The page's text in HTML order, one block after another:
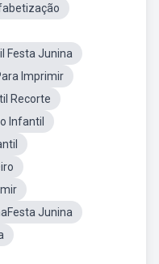
Festa Junina
Imprimir
Recorte
Infantil
Junina